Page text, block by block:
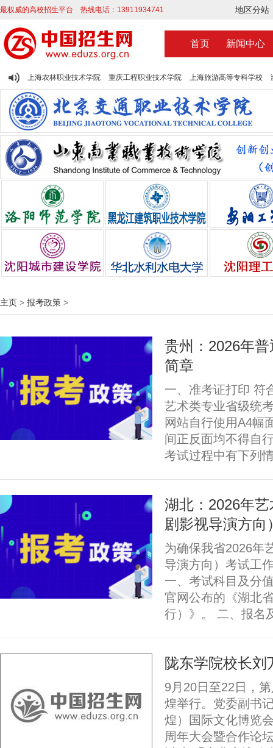
最权威的高校招生平台 热线电话：13911934741 地区分站
首页 新闻中心
上海农林职业技术学院 重庆工程职业技术学院 上海旅游高等专科学校
安阳工学院 上海工商外国语职业学院 辽宁现代服务职业技术学院
主页 > 报考政策 >
贵州：2026年
简章
一、准考证打印 符
艺术类专业省级统
网站自行使用A4幅
间正反面均不得自
考试过程中有下列
湖北：2026年
剧影视导演方向
为确保我省2026年
导演方向）考试工
一、考试科目及分
官网公布的《湖北
行）》。 二、报名
陇东学院校长
9月20日至22日，
煌举行。党委副书
煌）国际文化博览
周年大会暨合作论